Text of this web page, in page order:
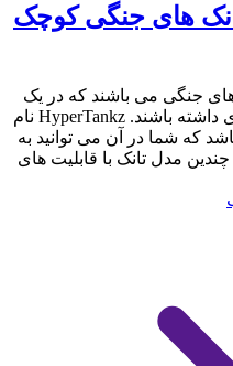
های جنگی کوچک
های جنگی می باشند که در یک
عملیات جنگی می توانند تاثیر بسیاری داشته باشند. HyperTankz نام
که شما در آن می توانید به
مدل تانک با قابلیت های